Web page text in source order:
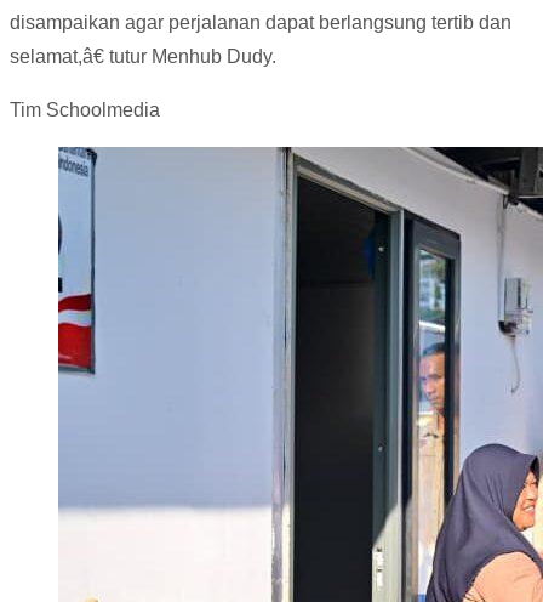
disampaikan agar perjalanan dapat berlangsung tertib dan
selamat,â€ tutur Menhub Dudy.
Tim Schoolmedia